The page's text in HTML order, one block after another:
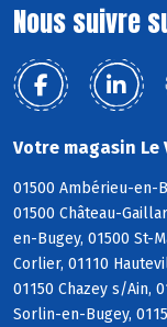
Nous suivre
Votre magasin Le
01500 Ambérieu-en-
01500 Château-
en-Bugey, 01500 St-
Corlier, 01110
01150 Chazey s/Ain,
Sorlin-en-Bugey,